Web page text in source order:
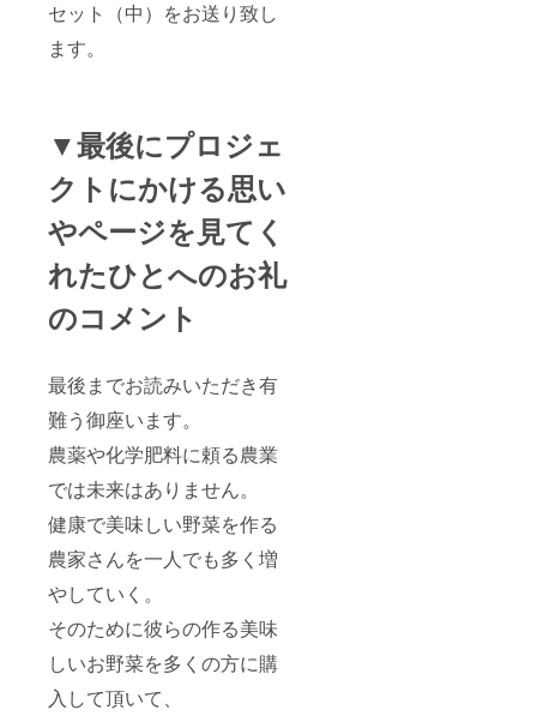
セット（中）をお送り致し
ます。
▼最後にプロジェ
クトにかける思い
やページを見てく
れたひとへのお礼
のコメント
最後までお読みいただき有
難う御座います。
農薬や化学肥料に頼る農業
では未来はありません。
健康で美味しい野菜を作る
農家さんを一人でも多く増
やしていく。
そのために彼らの作る美味
しいお野菜を多くの方に購
入して頂いて、